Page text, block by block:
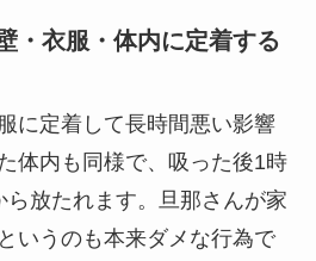
・衣服・体内に定着する
に定着して長時間悪い影響
体内も同様で、吸った後1時
ら放たれます。旦那さんが家
いうのも本来ダメな行為で